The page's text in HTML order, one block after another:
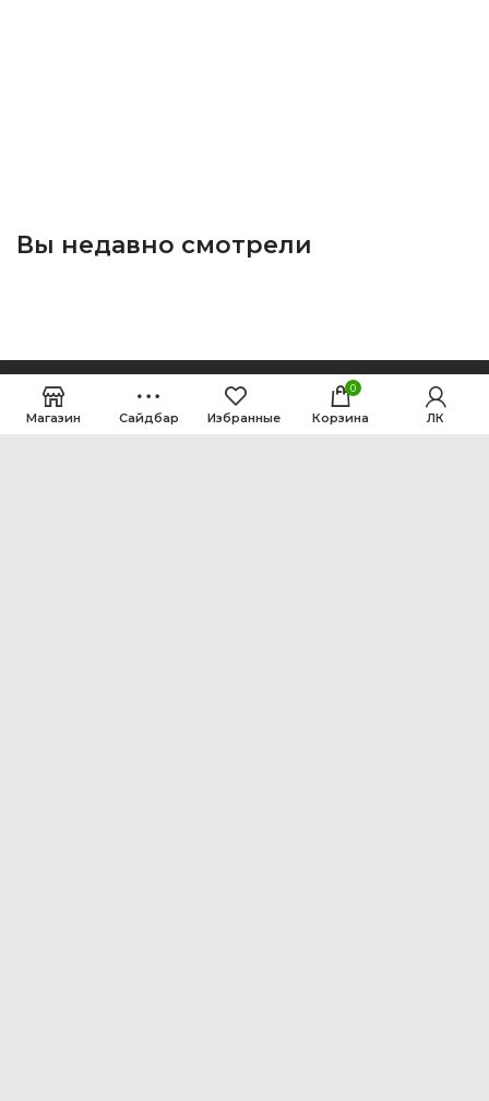
Вы недавно смотрели
Магазин Сайдбар Избранные
0
Корзина ЛК